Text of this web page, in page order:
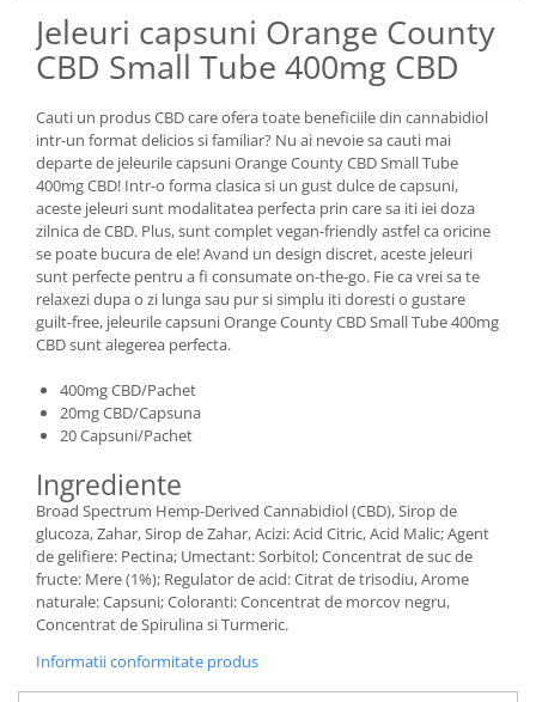
Jeleuri capsuni Orange County
CBD Small Tube 400mg CBD
Cauti un produs CBD care ofera toate beneficiile din cannabidiol
intr-un format delicios si familiar? Nu ai nevoie sa cauti mai
departe de jeleurile capsuni Orange County CBD Small Tube
400mg CBD! Intr-o forma clasica si un gust dulce de capsuni,
aceste jeleuri sunt modalitatea perfecta prin care sa iti iei doza
zilnica de CBD. Plus, sunt complet vegan-friendly astfel ca oricine
se poate bucura de ele! Avand un design discret, aceste jeleuri
sunt perfecte pentru a fi consumate on-the-go. Fie ca vrei sa te
relaxezi dupa o zi lunga sau pur si simplu iti doresti o gustare
guilt-free, jeleurile capsuni Orange County CBD Small Tube 400mg
CBD sunt alegerea perfecta.
400mg CBD/Pachet
20mg CBD/Capsuna
20 Capsuni/Pachet
Ingrediente
Broad Spectrum Hemp-Derived Cannabidiol (CBD), Sirop de
glucoza, Zahar, Sirop de Zahar, Acizi: Acid Citric, Acid Malic; Agent
de gelifiere: Pectina; Umectant: Sorbitol; Concentrat de suc de
fructe: Mere (1%); Regulator de acid: Citrat de trisodiu, Arome
naturale: Capsuni; Coloranti: Concentrat de morcov negru,
Concentrat de Spirulina si Turmeric.
Informatii conformitate produs